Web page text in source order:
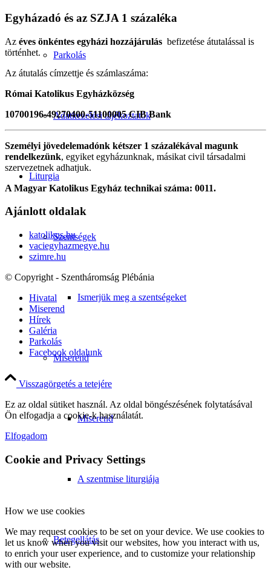
Parkolás
Adatkezelési tájékoztatók
Liturgia
Szentségek
Ismerjük meg a szentségeket
Miserend
Miserend
A szentmise liturgiája
Betegellátás
Egyházadó és az SZJA 1 százaléka
Az éves önkéntes egyházi hozzájárulás befizetése átutalással is
történhet.
Az átutalás címzettje és számlaszáma:
Római Katolikus Egyházközség
10700196-49270400-51100005 CIB Bank
Személyi jövedelemadónk kétszer 1 százalékával magunk
rendelkezünk, egyiket egyházunknak, másikat civil társadalmi
szervezetnek adhatjuk.
A Magyar Katolikus Egyház technikai száma: 0011.
Ajánlott oldalak
katolikus.hu
vaciegyhazmegye.hu
szimre.hu
© Copyright - Szentháromság Plébánia
Hivatal
Miserend
Hírek
Galéria
Parkolás
Facebook oldalunk
Visszagörgetés a tetejére
Ez az oldal sütiket használ. Az oldal böngészésének folytatásával
Ön elfogadja a cookie-k használatát.
Elfogadom
Cookie and Privacy Settings
How we use cookies
We may request cookies to be set on your device. We use cookies to
let us know when you visit our websites, how you interact with us,
to enrich your user experience, and to customize your relationship
with our website.